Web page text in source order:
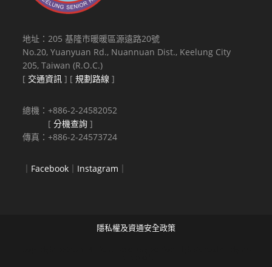
地址：205 基隆市暖暖區源遠路20號
No.20, Yuanyuan Rd., Nuannuan Dist., Keelung City
205, Taiwan (R.O.C.)
[ 交通資訊 ] [規劃路線 ]
總機：+886-2-24582052
[分機查詢 ]
傳真：+886-2-24573724
｜ Facebook ｜ Instagram ｜
隱私權及資通安全政策